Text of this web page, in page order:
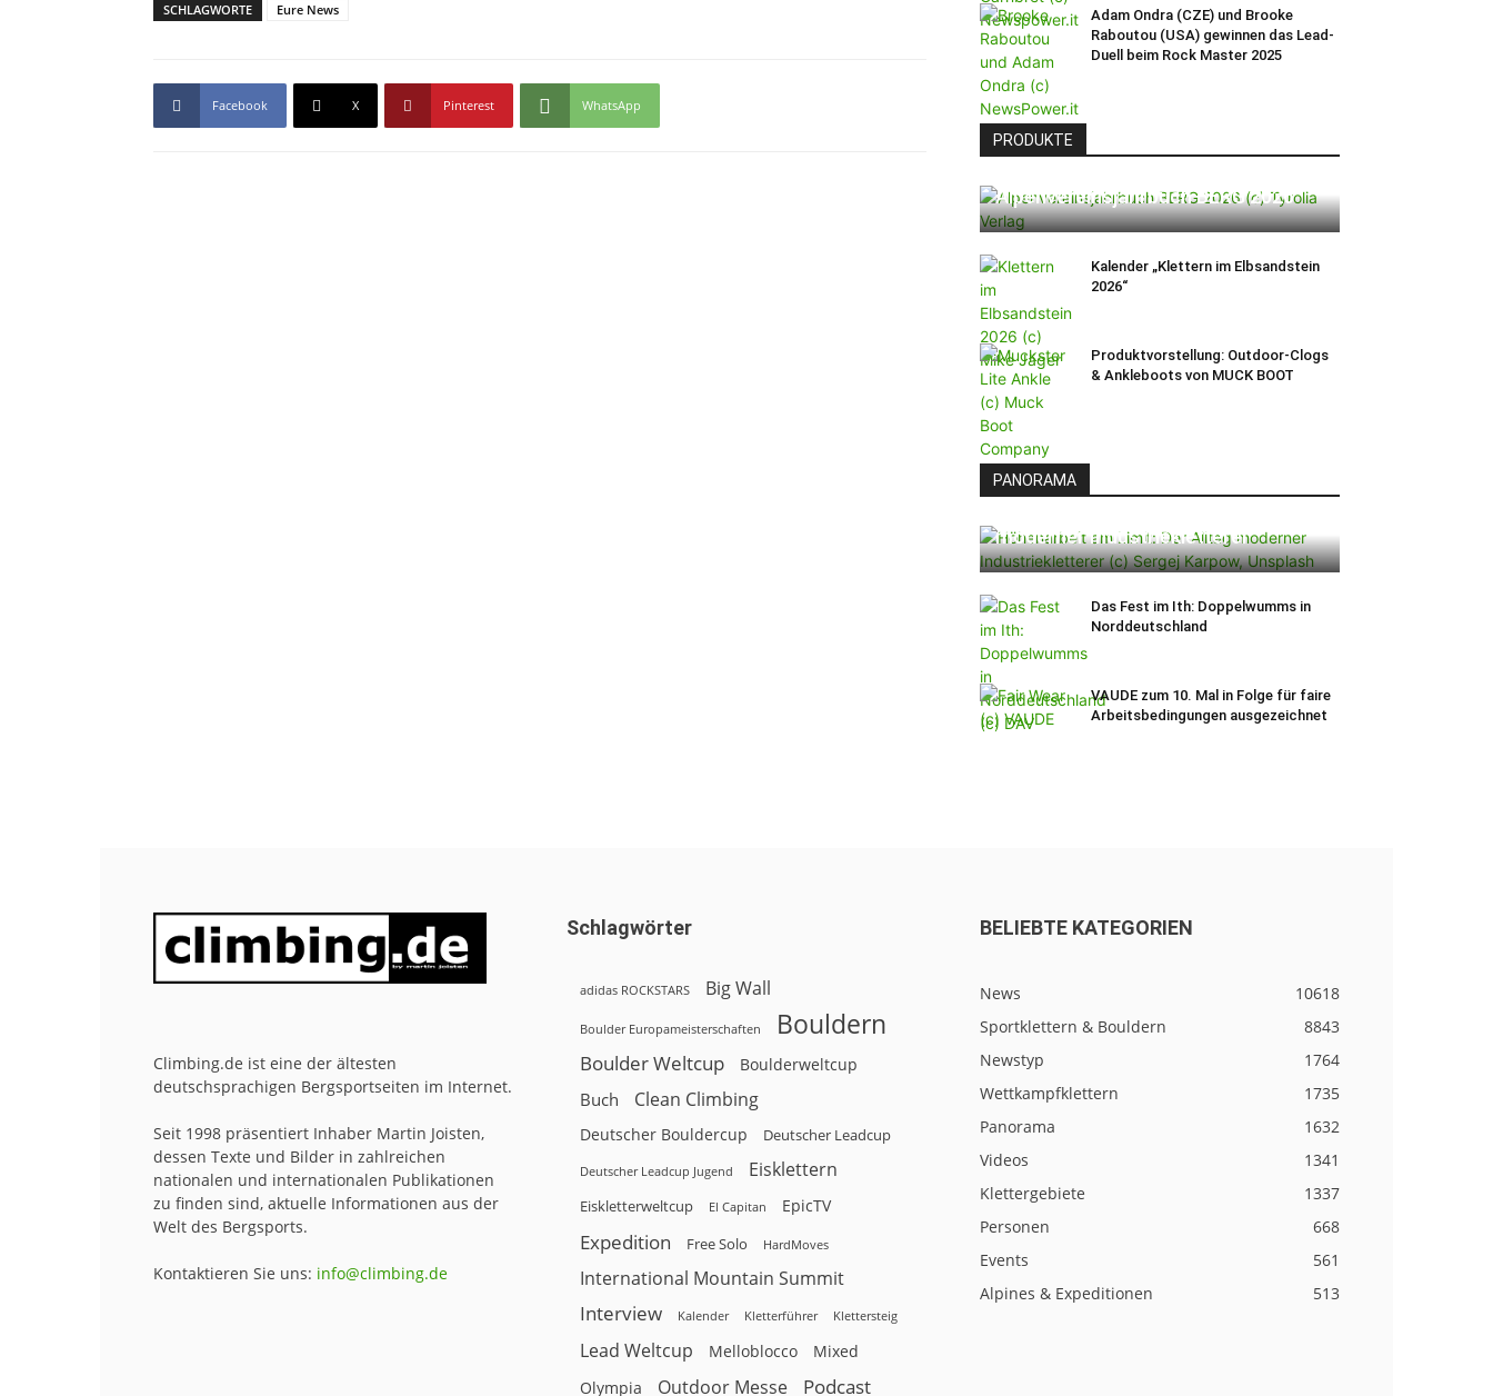
SCHLAGWORTE
Eure News
Facebook X Pinterest WhatsApp
Adam Ondra (CZE) und Brooke
Raboutou (USA) gewinnen das Lead-
Duell beim Rock Master 2025
PRODUKTE
Alpenvereinsjahrbuch BERG 2026
Kalender „Klettern im Elbsandstein
2026“
Produktvorstellung: Outdoor-Clogs
& Ankleboots von MUCK BOOT
PANORAMA
moderner Industriekletterer
Das Fest im Ith: Doppelwumms in
Norddeutschland
VAUDE zum 10. Mal in Folge für faire
Arbeitsbedingungen ausgezeichnet
Climbing.de ist eine der ältesten
deutschsprachigen Bergsportseiten im Internet.
Seit 1998 präsentiert Inhaber Martin Joisten,
dessen Texte und Bilder in zahlreichen
nationalen und internationalen Publikationen
zu finden sind, aktuelle Informationen aus der
Welt des Bergsports.
Kontaktieren Sie uns: info@climbing.de
Schlagwörter
adidas ROCKSTARS Big Wall
Boulder Europameisterschaften Bouldern
Boulder Weltcup Boulderweltcup
Buch Clean Climbing
Deutscher Bouldercup Deutscher Leadcup
Deutscher Leadcup Jugend Eisklettern
Eiskletterweltcup El Capitan EpicTV
Expedition Free Solo HardMoves
International Mountain Summit
Interview Kalender Kletterführer Klettersteig
Lead Weltcup Melloblocco Mixed
Olympia Outdoor Messe Podcast
BELIEBTE KATEGORIEN
News
10618
Sportklettern & Bouldern
8843
Newstyp
1764
Wettkampfklettern
1735
Panorama
1632
Videos
1341
Klettergebiete
1337
Personen
668
Events
561
Alpines & Expeditionen
513